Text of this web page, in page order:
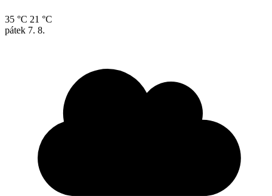
35 °C 21 °C
pátek 7. 8.